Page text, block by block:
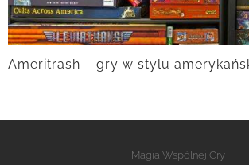
Ameritrash – gry w stylu
Magia Wspólnej Gry